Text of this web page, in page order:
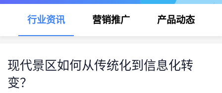
行业资讯 营销推广 产品动态
现代景区如何从传统化到信息化转
变？